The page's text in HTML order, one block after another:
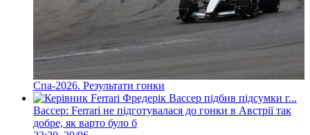
Спа-2026. Результати гонки
Вассер: Ferrari не підготувалася до гонки в Австрії так
добре, як варто було б